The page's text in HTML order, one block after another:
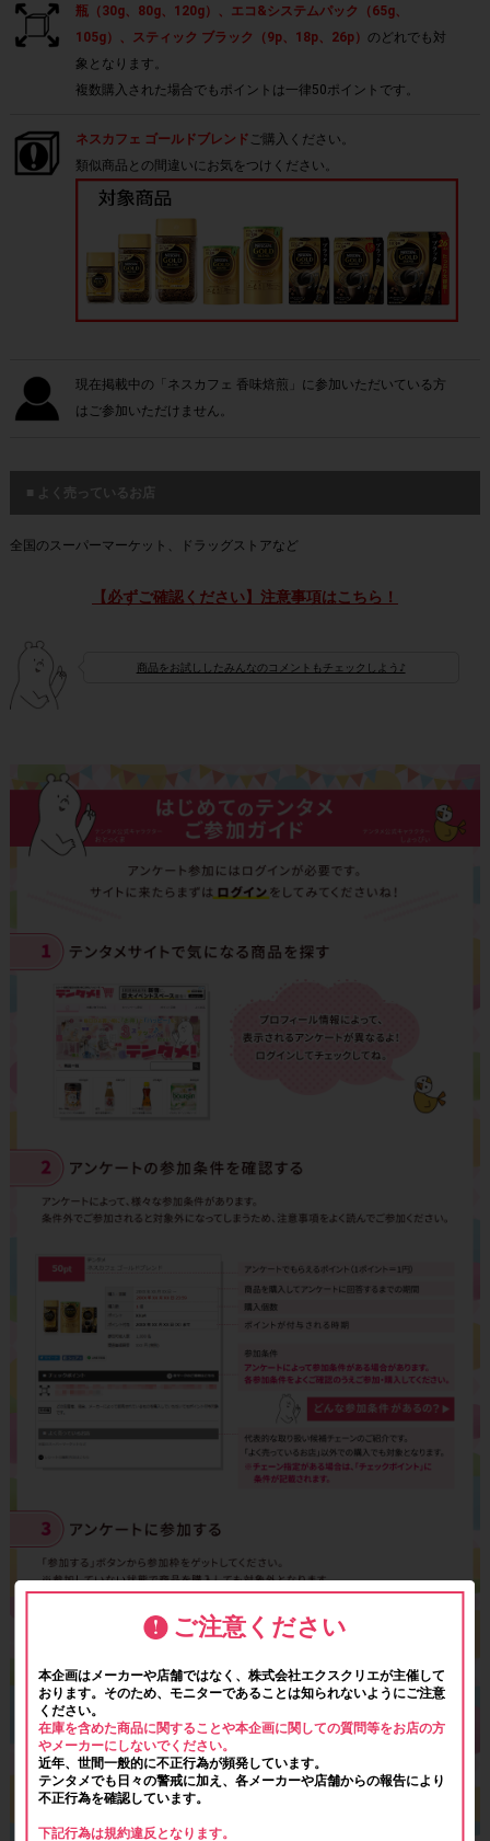
瓶（30g、80g、120g）、エコ&システムパック（65g、
105g）、スティック ブラック（9p、18p、26p） のどれでも対
象となります。
複数購入された場合でもポイントは一律50ポイントです。
ネスカフェ ゴールドブレンド ご購入ください。
類似商品との間違いにお気をつけください。
現在掲載中の「ネスカフェ 香味焙煎」に参加いただいている方
はご参加いただけません。
■ よく売っているお店
全国のスーパーマーケット、ドラッグストアなど
【必ずご確認ください】注意事項はこちら！
商品をお試ししたみんなのコメントもチェックしよう♪
ご注意ください
本企画はメーカーや店舗ではなく、株式会社エクスクリエが主催して
おります。そのため、モニターであることは知られないようにご注意
ください。
在庫を含めた商品に関することや本企画に関しての質問等をお店の方
やメーカーにしないでください。
近年、世間一般的に不正行為が頻発しています。
テンタメでも日々の警戒に加え、各メーカーや店舗からの報告により
不正行為を確認しています。
下記行為は規約違反となります。